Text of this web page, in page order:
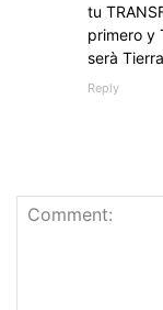
tu
primero y
serà
Reply